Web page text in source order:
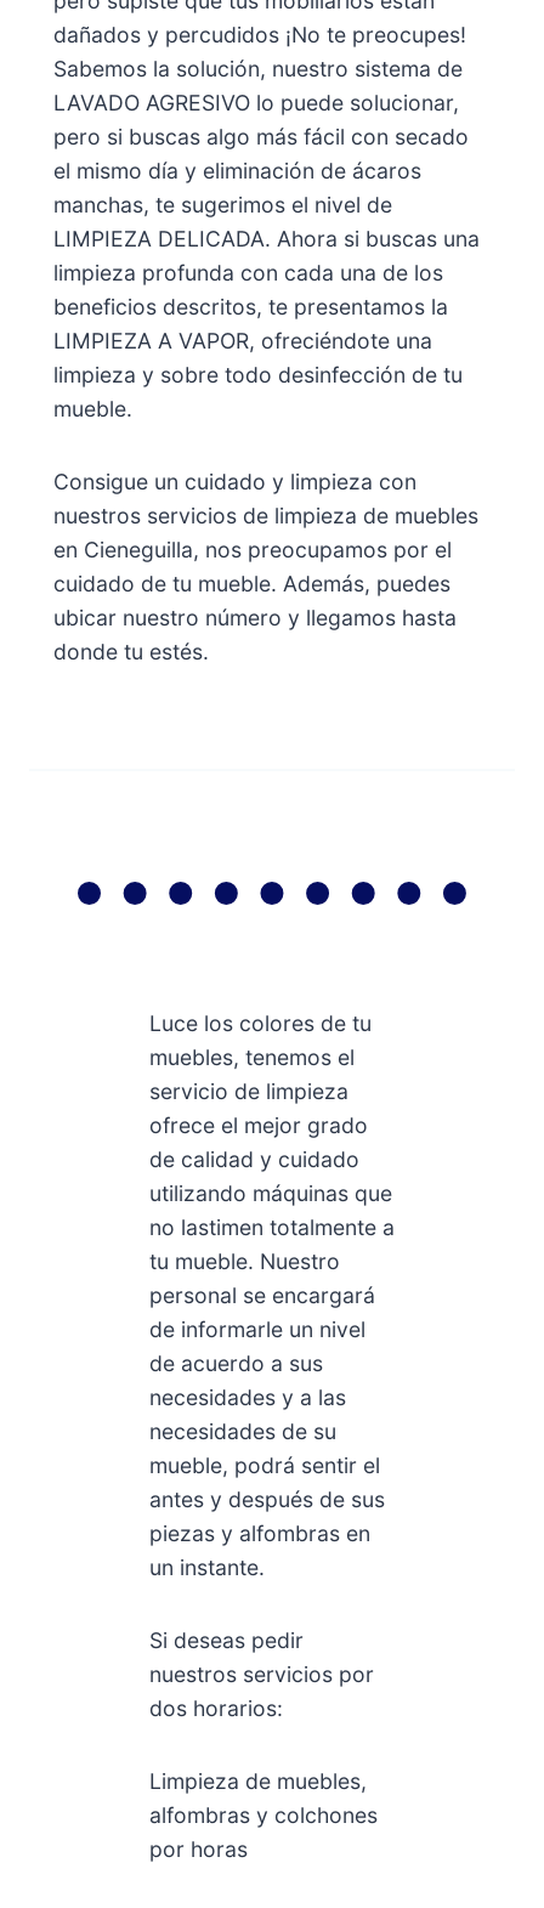
dañados y percudidos ¡No te preocupes!
Sabemos la solución, nuestro sistema de
LAVADO AGRESIVO lo puede solucionar,
pero si buscas algo más fácil con secado
el mismo día y eliminación de ácaros
manchas, te sugerimos el nivel de
LIMPIEZA DELICADA. Ahora si buscas una
limpieza profunda con cada una de los
beneficios descritos, te presentamos la
LIMPIEZA A VAPOR, ofreciéndote una
limpieza y sobre todo desinfección de tu
mueble.
Consigue un cuidado y limpieza con
nuestros servicios de limpieza de muebles
en Cieneguilla, nos preocupamos por el
cuidado de tu mueble. Además, puedes
ubicar nuestro número y llegamos hasta
donde tu estés.
Luce los colores de tu
muebles, tenemos el
servicio de limpieza
ofrece el mejor grado
de calidad y cuidado
utilizando máquinas que
no lastimen totalmente a
tu mueble. Nuestro
personal se encargará
de informarle un nivel
de acuerdo a sus
necesidades y a las
necesidades de su
mueble, podrá sentir el
antes y después de sus
piezas y alfombras en
un instante.
Si deseas pedir
nuestros servicios por
dos horarios:
Limpieza de muebles,
alfombras y colchones
por horas